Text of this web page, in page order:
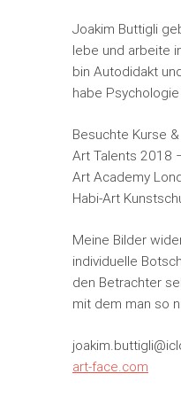
Joakim Buttigli
lebe und arbeite
bin Autodidakt
habe
Besuchte Kurse
Art Talents 2018
Art Academy
Habi-Art
Meine Bilder
individuelle
den Betrachter
mit dem man so
art-face.com